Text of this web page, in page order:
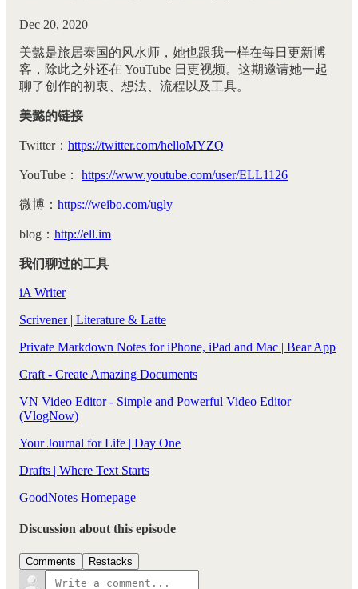
Dec 20, 2020
美懿是旅居泰国的风水师，她也跟我一样在每日更新博
客，除此之外还在 YouTube 日更视频。这期邀请她一起
聊了创作的初衷、想法、流程以及工具。
美懿的链接
Twitter： https://twitter.com/helloMYZQ
YouTube： https://www.youtube.com/user/ELL1126
微博： https://weibo.com/ugly
blog： http://ell.im
我们聊过的工具
iA Writer
Scrivener | Literature & Latte
Private Markdown Notes for iPhone, iPad and Mac | Bear App
Craft - Create Amazing Documents
VN Video Editor - Simple and Powerful Video Editor
(VlogNow)
Your Journal for Life | Day One
Drafts | Where Text Starts
GoodNotes Homepage
Discussion about this episode
Comments Restacks